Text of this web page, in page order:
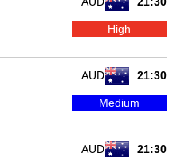
High
21:30
AUD
Medium
21:30
AUD